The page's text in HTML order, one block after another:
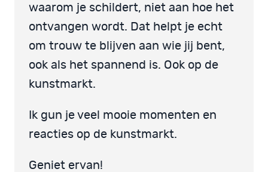
waarom je schildert, niet aan hoe het
ontvangen wordt. Dat helpt je echt
om trouw te blijven aan wie jij bent,
ook als het spannend is. Ook op de
kunstmarkt.
Ik gun je veel mooie momenten en
reacties op de kunstmarkt.
Geniet ervan!